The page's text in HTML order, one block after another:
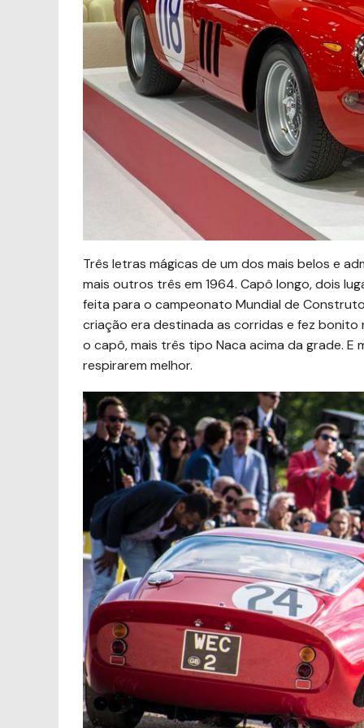
Três letras mágicas de um dos mais belos e
mais outros três em 1964. Capô longo, dois
feita para o campeonato Mundial de
criação era destinada as corridas e fez
o capô, mais três tipo Naca acima da grade.
respirarem melhor.